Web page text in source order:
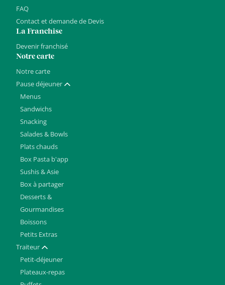
FAQ
Contact et demande de Devis
La Franchise
Devenir franchisé
Notre carte
Notre carte
Pause déjeuner Afficher / masquer
Menus
Sandwichs
Snacking
Salades & Bowls
Plats chauds
Box Pasta b'app
Sushis & Asie
Box à partager
Desserts &
Gourmandises
Boissons
Petits Extras
Traiteur Afficher / masquer
Petit-déjeuner
Plateaux-repas